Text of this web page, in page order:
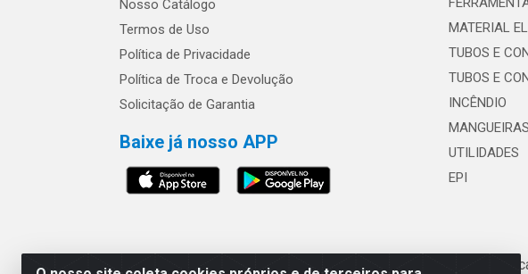
Nosso Catálogo
Termos de Uso
Política de Privacidade
Política de Troca e Devolução
Solicitação de Garantia
Baixe já nosso APP
MATERIAL
TUBOS E
TUBOS E
INCÊNDIO
UTILIDADES
EPI
Os preços e condições de